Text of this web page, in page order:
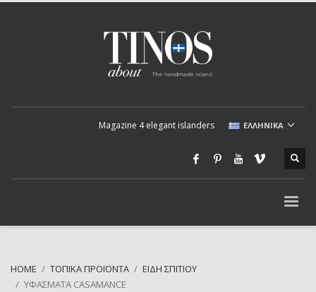
Magazine 4 elegant islanders ΕΛΛΗΝΙΚΆ
HOME ΤΟΠΙΚΆ ΠΡΟΪΌΝΤΑ
ΕΊΔΗ ΣΠΙΤΙΟΎ
ΥΦΆΣΜΑΤΑ CASAMANCE